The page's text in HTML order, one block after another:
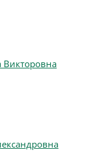
Викторовна